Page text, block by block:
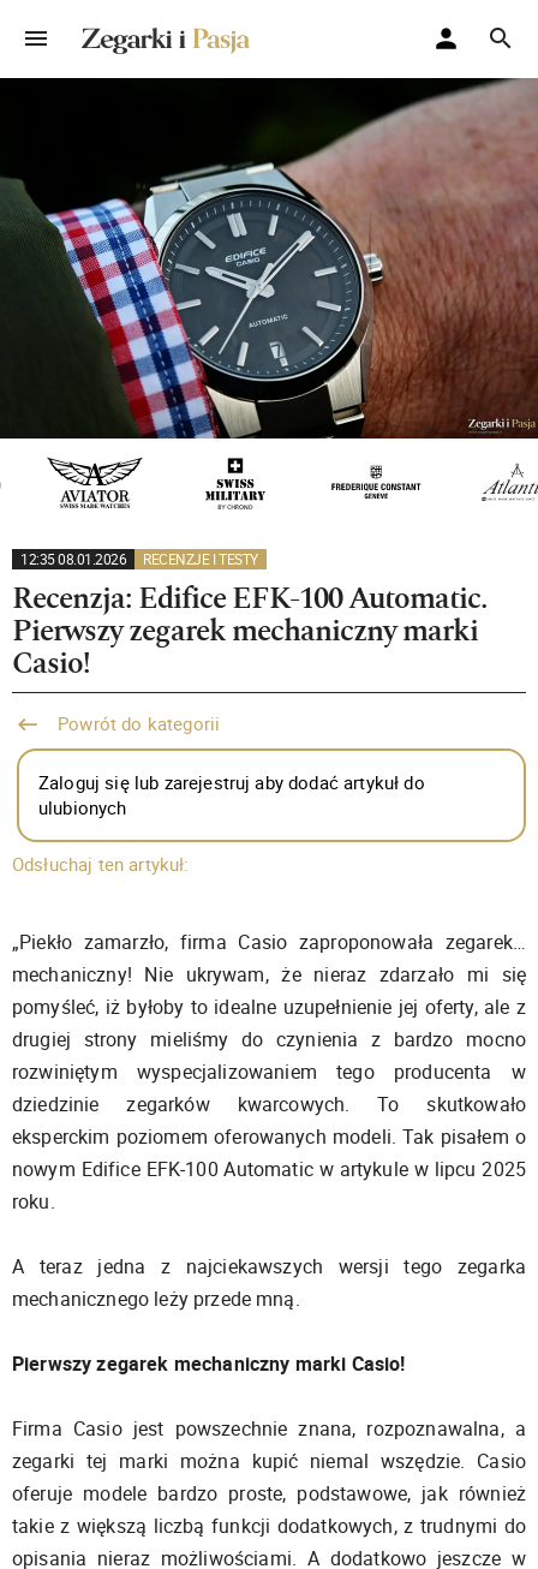
12:35 08.01.2026 RECENZJE I TESTY
Recenzja: Edifice EFK-100 Automatic.
Pierwszy zegarek mechaniczny marki
Casio!
Powrót do kategorii
Zaloguj się lub zarejestruj aby dodać artykuł do
ulubionych
Odsłuchaj ten artykuł:
„Piekło zamarzło, firma Casio zaproponowała zegarek…
mechaniczny! Nie ukrywam, że nieraz zdarzało mi się
pomyśleć, iż byłoby to idealne uzupełnienie jej oferty, ale z
drugiej strony mieliśmy do czynienia z bardzo mocno
rozwiniętym wyspecjalizowaniem tego producenta w
dziedzinie zegarków kwarcowych. To skutkowało
eksperckim poziomem oferowanych modeli. Tak pisałem o
nowym Edifice EFK-100 Automatic w artykule w lipcu 2025
roku.
A teraz jedna z najciekawszych wersji tego zegarka
mechanicznego leży przede mną.
Pierwszy zegarek mechaniczny marki Casio!
Firma Casio jest powszechnie znana, rozpoznawalna, a
zegarki tej marki można kupić niemal wszędzie. Casio
oferuje modele bardzo proste, podstawowe, jak również
takie z większą liczbą funkcji dodatkowych, z trudnymi do
opisania nieraz możliwościami. A dodatkowo jeszcze w